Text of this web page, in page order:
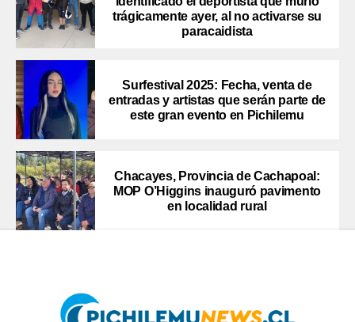
trágicamente ayer, al no activarse su
paracaidista
Surfestival 2025: Fecha, venta de
entradas y artistas que serán parte de
este gran evento en Pichilemu
Chacayes, Provincia de Cachapoal:
MOP O’Higgins inauguró pavimento
en localidad rural